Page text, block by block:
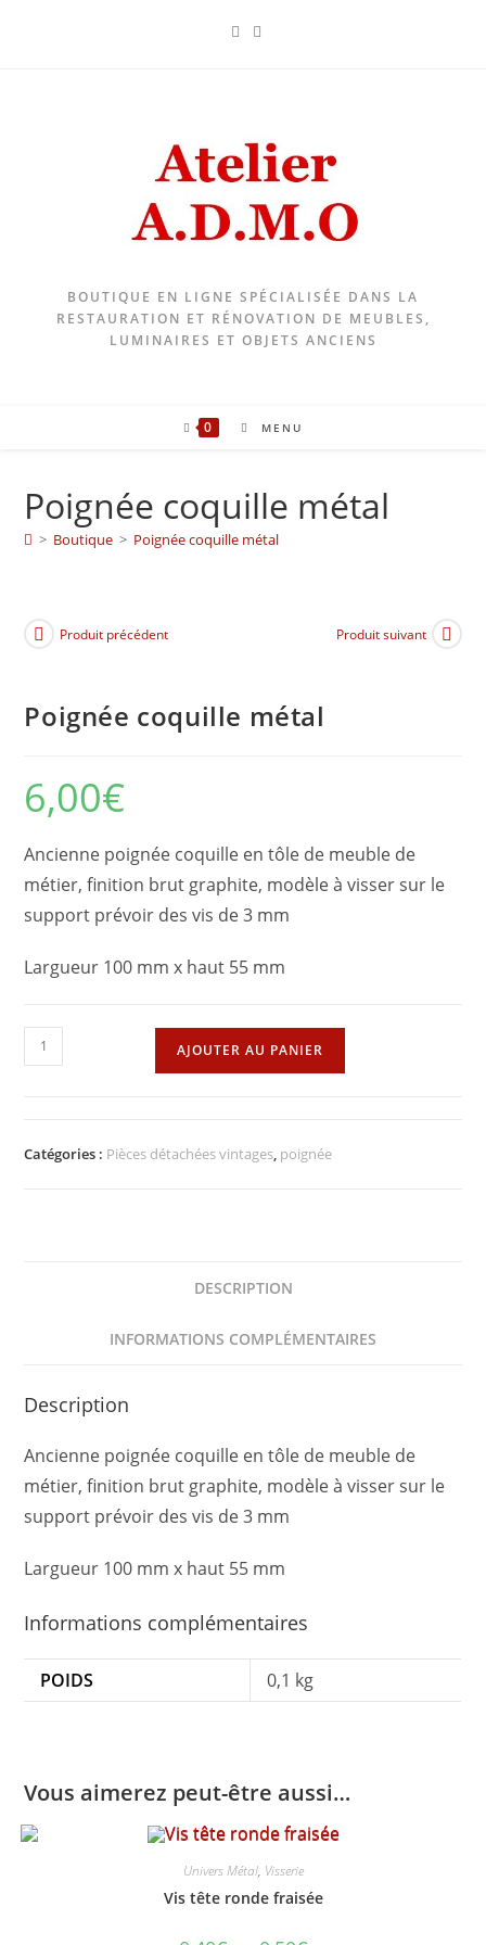
BOUTIQUE EN LIGNE SPÉCIALISÉE DANS LA
RESTAURATION ET RÉNOVATION DE MEUBLES,
LUMINAIRES ET OBJETS ANCIENS
0 MENU
Poignée coquille métal
> Boutique > Poignée coquille métal
Produit précédent Produit suivant
Poignée coquille métal
6,00€
Ancienne poignée coquille en tôle de meuble de
métier, finition brut graphite, modèle à visser sur le
support prévoir des vis de 3 mm
Largueur 100 mm x haut 55 mm
quantité
de
métal
AJOUTER AU PANIER
Catégories : Pièces détachées vintages, poignée
DESCRIPTION
INFORMATIONS COMPLÉMENTAIRES
Description
Ancienne poignée coquille en tôle de meuble de
métier, finition brut graphite, modèle à visser sur le
support prévoir des vis de 3 mm
Largueur 100 mm x haut 55 mm
Informations complémentaires
POIDS 0,1 kg
Vous aimerez peut-être aussi…
Univers Métal, Visserie
Vis tête ronde fraisée